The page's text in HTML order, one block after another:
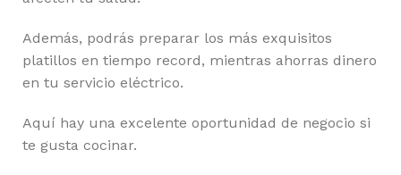
Además, podrás preparar los más exquisitos
platillos en tiempo record, mientras ahorras dinero
en tu servicio eléctrico.
Aquí hay una excelente oportunidad de negocio si
te gusta cocinar.